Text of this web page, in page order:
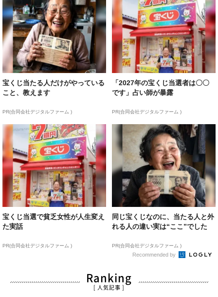
宝くじ当たる人だけがやっている
こと、教えます
PR(合同会社デジタルファーム )
「2027年の宝くじ当選者は〇〇
です」占い師が暴露
PR(合同会社デジタルファーム )
宝くじ当選で貧乏女性が人生変え
た実話
PR(合同会社デジタルファーム )
同じ宝くじなのに、当たる人と外
れる人の違い実は“ここ”でした
PR(合同会社デジタルファーム )
Recommended by
Ranking
[ 人気記事 ]